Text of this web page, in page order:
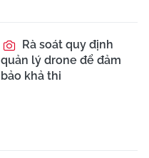
Rà soát quy định
quản lý drone để đảm
bảo khả thi